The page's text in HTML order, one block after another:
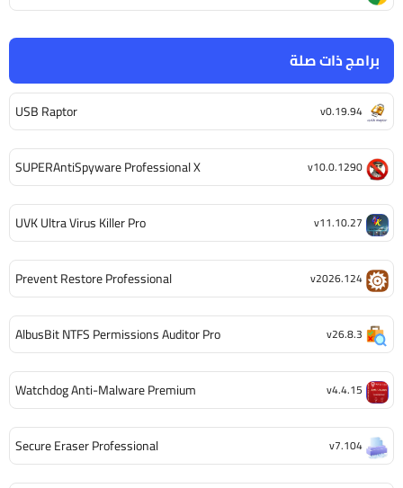
برامج ذات صلة
USB Raptor v0.19.94
SUPERAntiSpyware Professional X v10.0.1290
UVK Ultra Virus Killer Pro v11.10.27
Prevent Restore Professional v2026.124
AlbusBit NTFS Permissions Auditor Pro v26.8.3
Watchdog Anti-Malware Premium v4.4.15
Secure Eraser Professional v7.104